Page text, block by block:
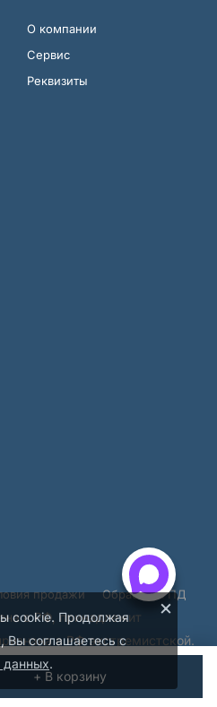
+ В корзину
О компании
Сервис
Реквизиты
продажи Обработка ПД
в РФ, принадлежит
в РФ экстремистской.
cookie. Продолжая
Вы соглашаетесь с
данных.
×